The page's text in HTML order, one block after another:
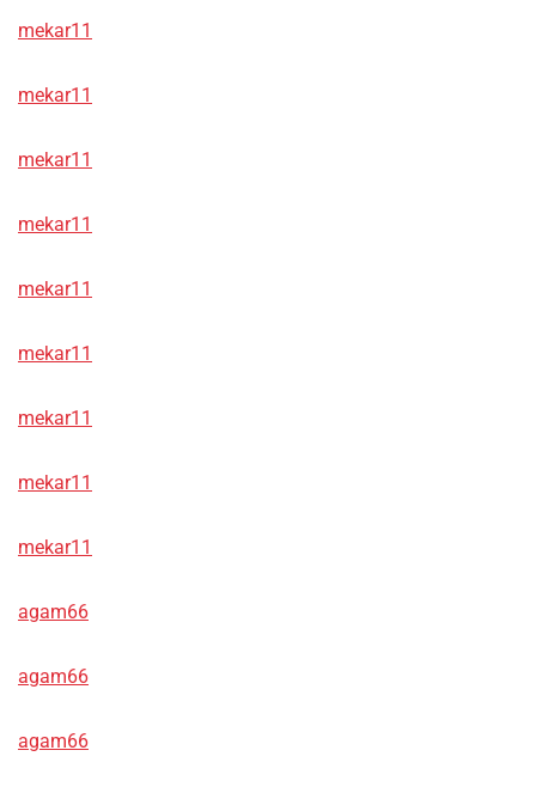
mekar11
mekar11
mekar11
mekar11
mekar11
mekar11
mekar11
mekar11
mekar11
agam66
agam66
agam66